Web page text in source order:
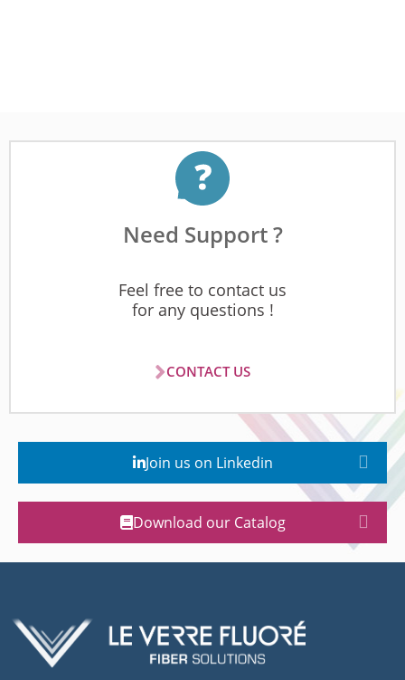
Need Support ?
Feel free to contact us
for any questions !
CONTACT US
Join us on Linkedin
Download our Catalog